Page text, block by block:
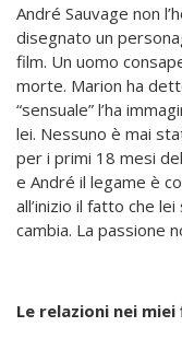
André Sauvage non
disegnato un
film. Un uomo
morte. Marion ha
“sensuale” l’ha
lei. Nessuno è mai
per i primi 18 mesi
e André il legame è
all’inizio il fatto che
cambia. La passione
Le relazioni nei miei